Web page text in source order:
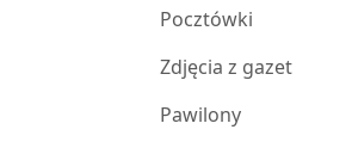
Pocztówki
Zdjęcia z gazet
Pawilony